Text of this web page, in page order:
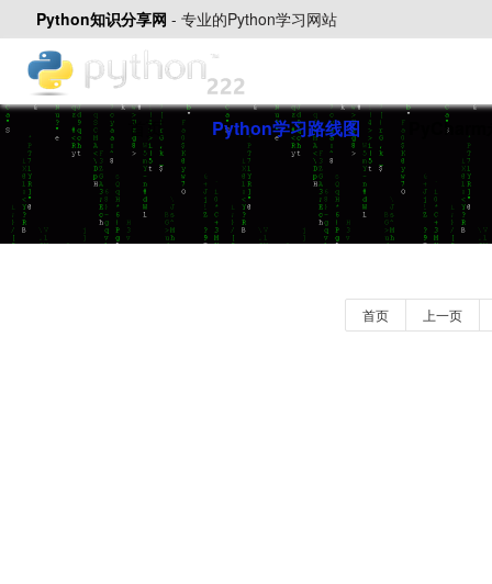
Python知识分享网 - 专业的Python学习网站
首页 Python学习路线图
首页 上一页